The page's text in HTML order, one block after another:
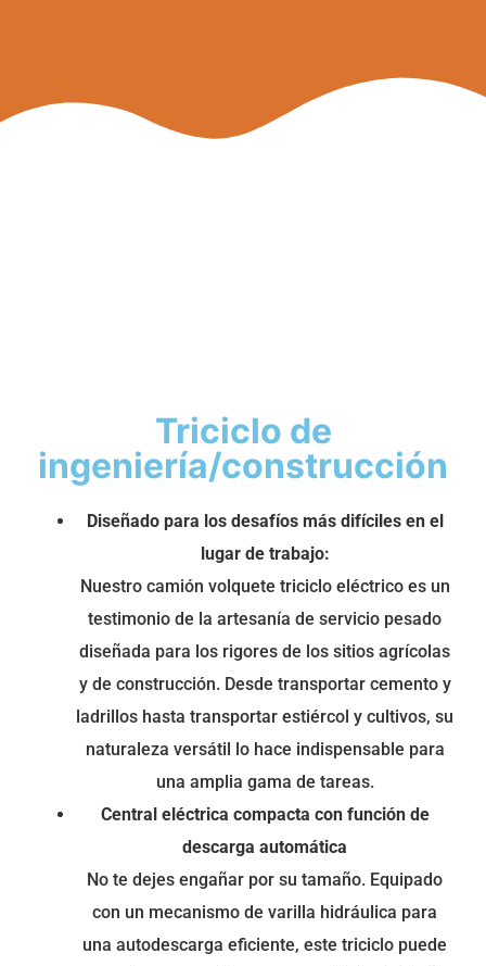
Triciclo de
ingeniería/construcción
Diseñado para los desafíos más difíciles en el
lugar de trabajo:
Nuestro camión volquete triciclo eléctrico es un
testimonio de la artesanía de servicio pesado
diseñada para los rigores de los sitios agrícolas
y de construcción. Desde transportar cemento y
ladrillos hasta transportar estiércol y cultivos, su
naturaleza versátil lo hace indispensable para
una amplia gama de tareas.
Central eléctrica compacta con función de
descarga automática
No te dejes engañar por su tamaño. Equipado
con un mecanismo de varilla hidráulica para
una autodescarga eficiente, este triciclo puede